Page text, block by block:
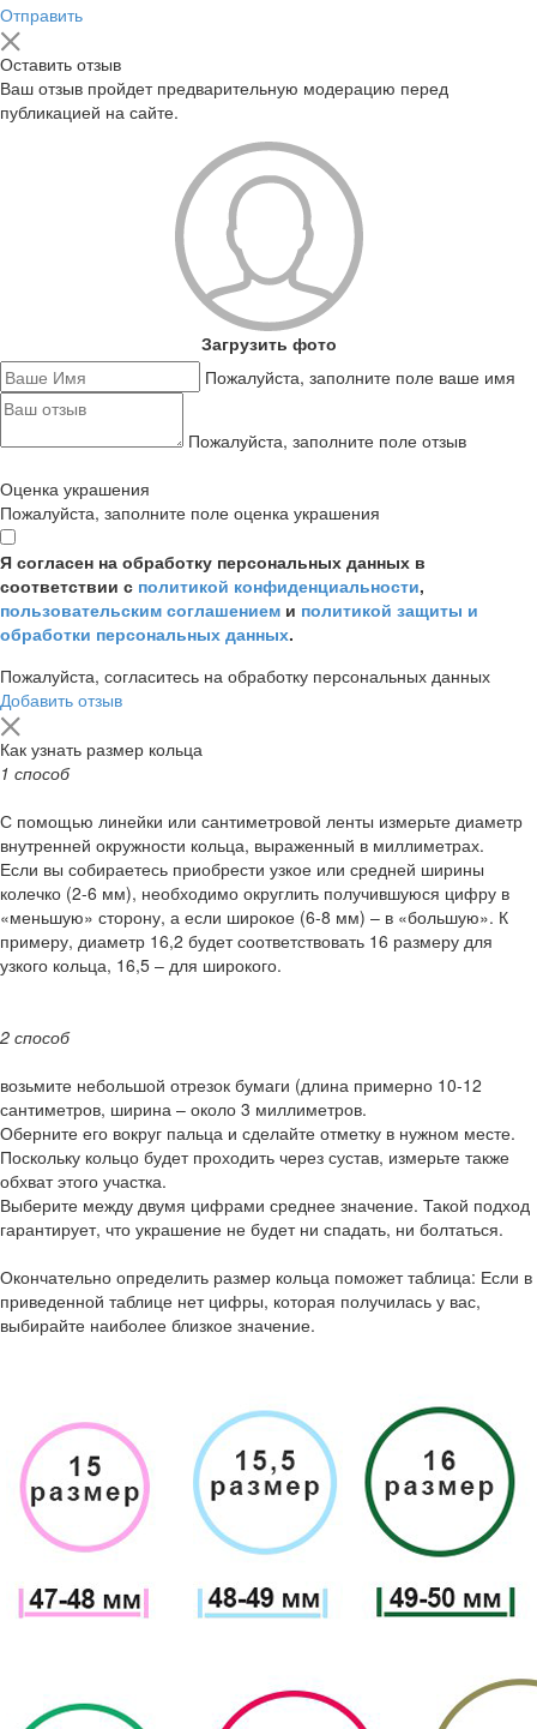
Отправить
Оставить отзыв
Ваш отзыв пройдет предварительную модерацию перед
публикацией на сайте.
Загрузить фото
Пожалуйста, заполните поле ваше имя
Пожалуйста, заполните поле отзыв
Оценка украшения
Пожалуйста, заполните поле оценка украшения
Я согласен на обработку персональных данных в
соответствии с политикой конфиденциальности,
пользовательским соглашением и политикой защиты и
обработки персональных данных.
Пожалуйста, согласитесь на обработку персональных данных
Добавить отзыв
Как узнать размер кольца
1 способ
С помощью линейки или сантиметровой ленты измерьте диаметр
внутренней окружности кольца, выраженный в миллиметрах.
Если вы собираетесь приобрести узкое или средней ширины
колечко (2-6 мм), необходимо округлить получившуюся цифру в
«меньшую» сторону, а если широкое (6-8 мм) – в «большую». К
примеру, диаметр 16,2 будет соответствовать 16 размеру для
узкого кольца, 16,5 – для широкого.
2 способ
возьмите небольшой отрезок бумаги (длина примерно 10-12
сантиметров, ширина – около 3 миллиметров.
Оберните его вокруг пальца и сделайте отметку в нужном месте.
Поскольку кольцо будет проходить через сустав, измерьте также
обхват этого участка.
Выберите между двумя цифрами среднее значение. Такой подход
гарантирует, что украшение не будет ни спадать, ни болтаться.
Окончательно определить размер кольца поможет таблица: Если в
приведенной таблице нет цифры, которая получилась у вас,
выбирайте наиболее близкое значение.